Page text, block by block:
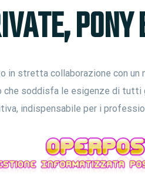
stretta collaborazione con
che soddisfa le esigenze di tutti
indispensabile per i